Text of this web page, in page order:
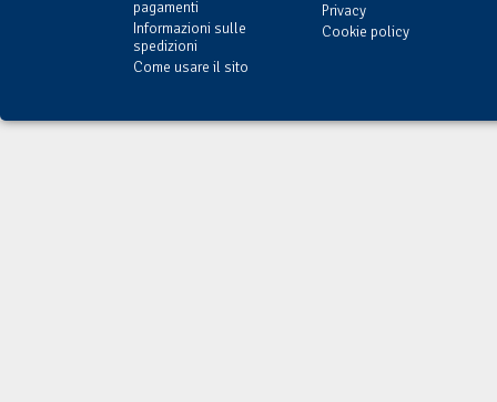
pagamenti
Informazioni sulle
spedizioni
Come usare il sito
Privacy
Cookie policy